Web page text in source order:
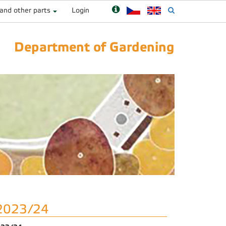
other parts Login
Department of Gardening
24